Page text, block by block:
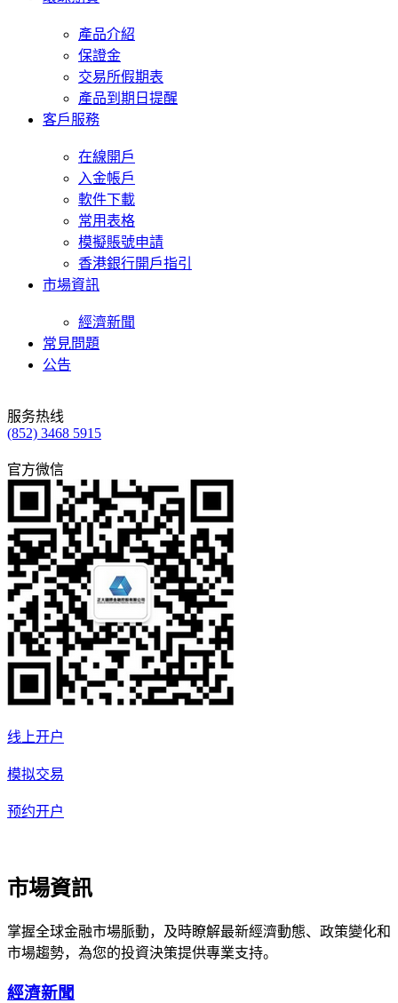
產品介紹
保證金
交易所假期表
產品到期日提醒
客戶服務
在線開戶
入金帳戶
軟件下載
常用表格
模擬賬號申請
香港銀行開戶指引
市場資訊
經濟新聞
常見問題
公告
服务热线
(852) 3468 5915
官方微信
线上开户
模拟交易
预约开户
市場資訊
掌握全球金融市場脈動，及時瞭解最新經濟動態、政策變化和
市場趨勢，為您的投資決策提供專業支持。
經濟新聞